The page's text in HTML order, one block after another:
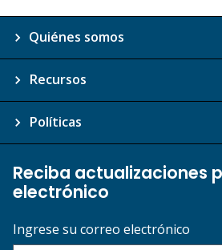
Quiénes somos
Recursos
Políticas
Reciba actualizaciones
electrónico
Ingrese su correo electrónico